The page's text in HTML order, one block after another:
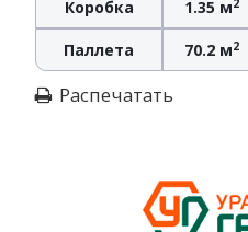
Коробка 1.35 м
Паллета 70.2 м2
Распечатать